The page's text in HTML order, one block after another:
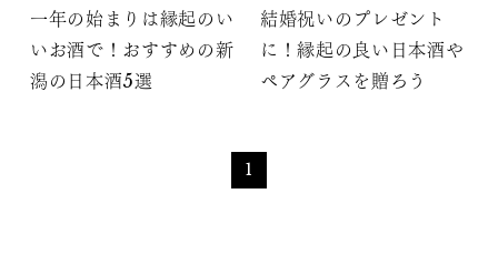
一年の始まりは縁起のい
いお酒で！おすすめの新
潟の日本酒5選
結婚祝いのプレゼント
に！縁起の良い日本酒や
ペアグラスを贈ろう
1